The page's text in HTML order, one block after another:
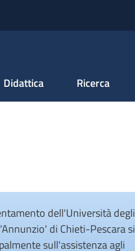
Didattica Ricerca
dell'Università degli
di Chieti-Pescara si
sull'assistenza agli